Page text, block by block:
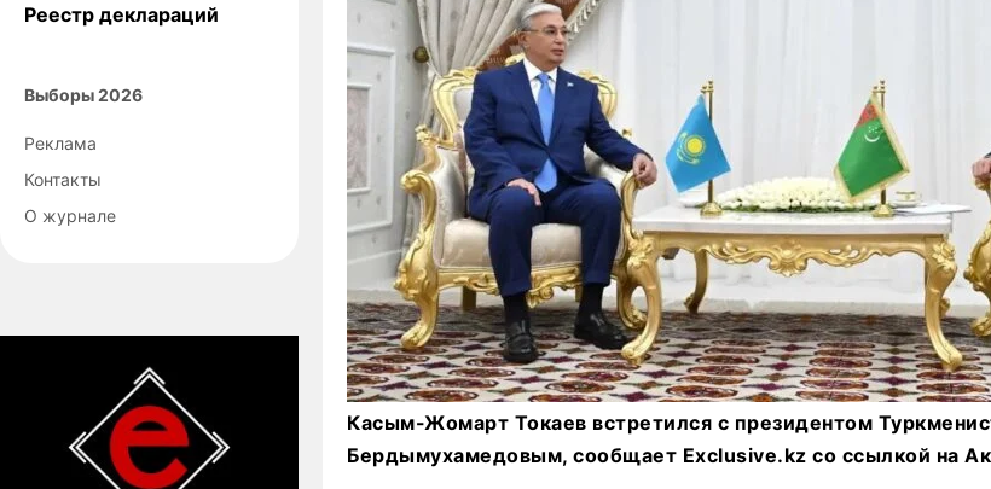
Реестр деклараций
Выборы 2026
Реклама
Контакты
О журнале
Касым-Жомарт Токаев встретился с президентом
Бердымухамедовым, сообщает Exclusive.kz со ссылкой на